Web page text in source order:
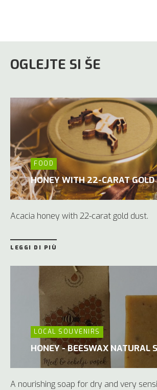
OGLEJTE SI ŠE
FOOD
HONEY WITH 22-CARAT GOLD
Acacia honey with 22-carat gold dust.
LEGGI DI PIÙ
LOCAL SOUVENIRS
HONEY - BEESWAX NATURAL
A nourishing soap for dry and very